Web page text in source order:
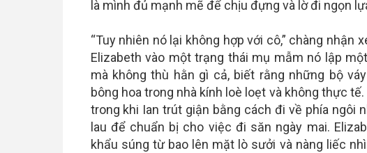
là mình đủ mạnh mẽ để chịu đựng và lờ đi ngọn
“Tuy nhiên nó lại không hợp với cô,” chàng nhận
Elizabeth vào một trạng thái mụ mẫm nó lập
mà không thù hằn gì cả, biết rằng những bộ
bông hoa trong nhà kính loè loẹt và không thực
trong khi Ian trút giận bằng cách đi về phía ngôi
lau để chuẩn bị cho việc đi săn ngày mai.
khẩu súng từ bao lên mặt lò sưởi và nàng liếc